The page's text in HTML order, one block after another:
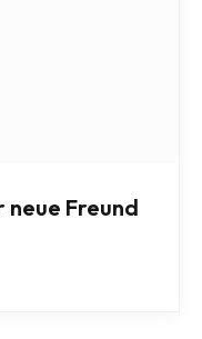
neue Freund